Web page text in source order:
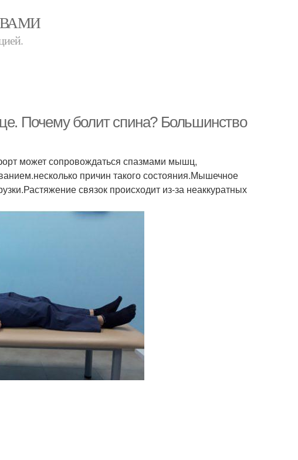
Почему болит спина? Большинство
может сопровождаться спазмами мышц,
причин такого состояния.Мышечное
связок происходит из-за неаккуратных